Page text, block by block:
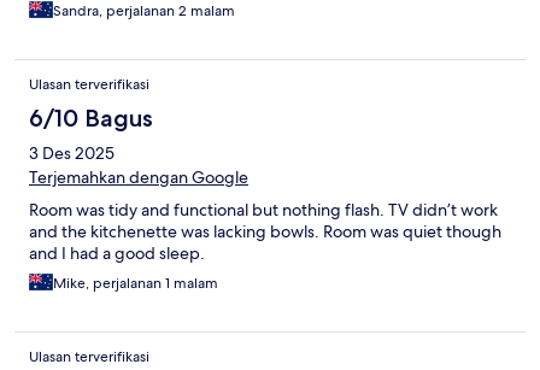
Sandra, perjalanan 2 malam
Ulasan terverifikasi
6/10 Bagus
3 Des 2025
Terjemahkan dengan Google
Room was tidy and functional but nothing flash. TV didn’t work
and the kitchenette was lacking bowls. Room was quiet though
and I had a good sleep.
Mike, perjalanan 1 malam
Ulasan terverifikasi